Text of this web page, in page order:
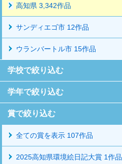
高知県 3,342作品
サンディエゴ市 12作品
ウランバートル市 15作品
学校で絞り込む
学年で絞り込む
賞で絞り込む
全ての賞を表示 107作品
2025高知県環境絵日記大賞 1作品